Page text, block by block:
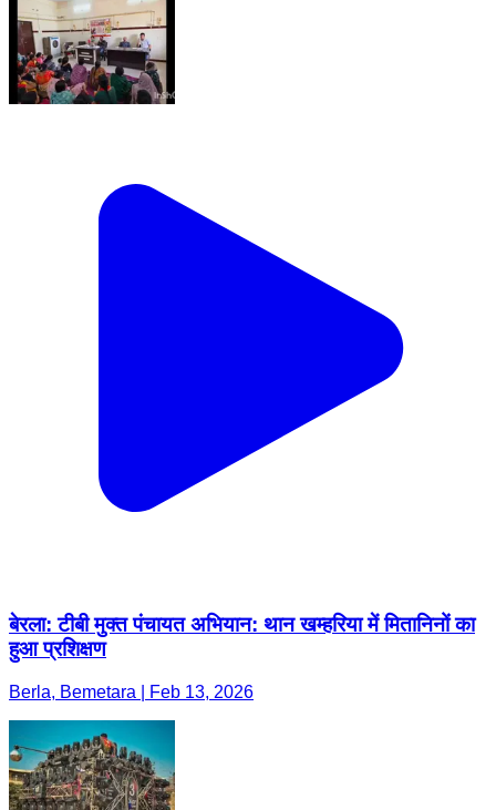
बेरला: टीबी मुक्त पंचायत अभियान: थान खम्हरिया में मितानिनों का
हुआ प्रशिक्षण
Berla, Bemetara | Feb 13, 2026